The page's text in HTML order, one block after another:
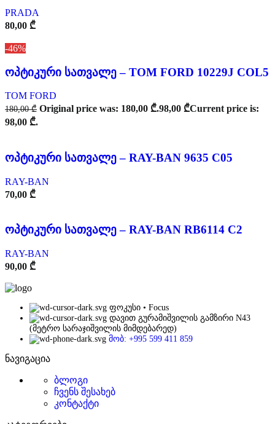
PRADA
80,00 ₾
-46%
ოპტიკური სათვალე – TOM FORD 10229J COL5
TOM FORD
180,00₾ Original price was: 180,00 ₾.98,00 ₾Current price is:
98,00 ₾.
ოპტიკური სათვალე – RAY-BAN 9635 C05
RAY-BAN
70,00 ₾
ოპტიკური სათვალე – RAY-BAN RB6114 C2
RAY-BAN
90,00 ₾
ფოკუსი • Focus
დავით გურამიშვილის გამზირი N43
(მეტრო სარაჯიშვილის მიმდებარედ)
მობ: +995 599 411 859
ნავიგაცია
ბლოგი
ჩვენს შესახებ
კონტაქტი